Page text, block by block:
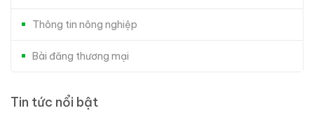
Thông tin nông nghiệp
Bài đăng thương mại
Tin tức nổi bật